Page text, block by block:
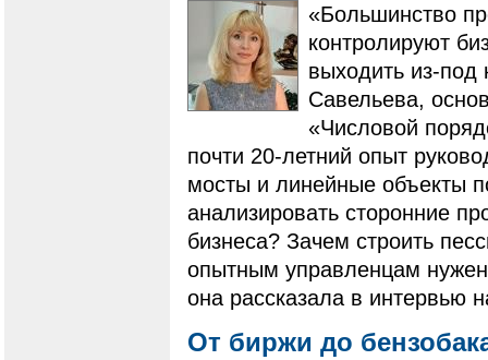
«Большинство
контролируют
выходить из-под
Савельева,
«Числовой
почти 20-летний опыт
мосты и линейные объекты
анализировать сторонние
бизнеса? Зачем строить
опытным управленцам
она рассказала в интервью
От биржи до